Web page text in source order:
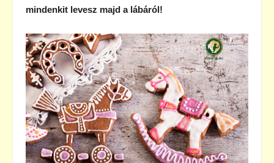
mindenkit levesz majd a lábáról!